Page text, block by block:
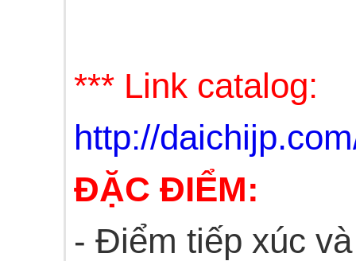
*** Link catalog:
http://
ĐẶC ĐIỂM:
- Điểm tiếp xúc